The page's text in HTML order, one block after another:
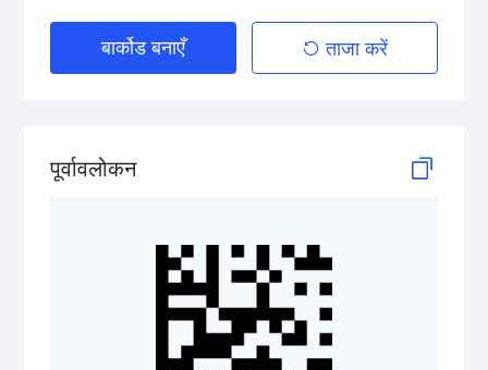
Data Matrix
GS1 2D Codes
बार्कोड बनाएँ ताजा करें
पूर्वावलोकन